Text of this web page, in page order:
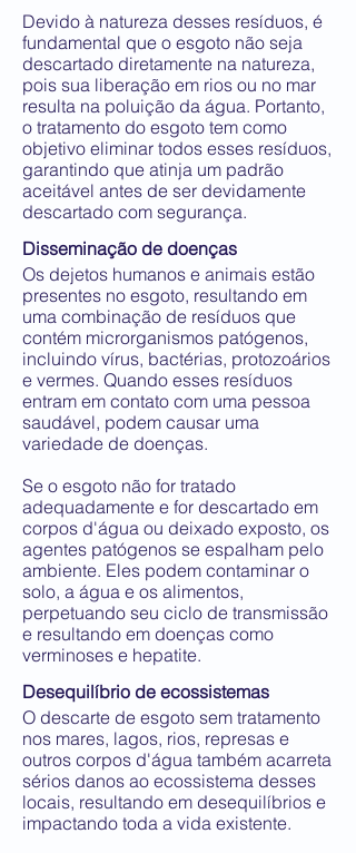
Devido à natureza desses resíduos, é
fundamental que o esgoto não seja
descartado diretamente na natureza,
pois sua liberação em rios ou no mar
resulta na poluição da água. Portanto,
o tratamento do esgoto tem como
objetivo eliminar todos esses resíduos,
garantindo que atinja um padrão
aceitável antes de ser devidamente
descartado com segurança.
Disseminação de doenças
Os dejetos humanos e animais estão
presentes no esgoto, resultando em
uma combinação de resíduos que
contém microrganismos patógenos,
incluindo vírus, bactérias, protozoários
e vermes. Quando esses resíduos
entram em contato com uma pessoa
saudável, podem causar uma
variedade de doenças.
Se o esgoto não for tratado
adequadamente e for descartado em
corpos d'água ou deixado exposto, os
agentes patógenos se espalham pelo
ambiente. Eles podem contaminar o
solo, a água e os alimentos,
perpetuando seu ciclo de transmissão
e resultando em doenças como
verminoses e hepatite.
Desequilíbrio de ecossistemas
O descarte de esgoto sem tratamento
nos mares, lagos, rios, represas e
outros corpos d'água também acarreta
sérios danos ao ecossistema desses
locais, resultando em desequilíbrios e
impactando toda a vida existente.